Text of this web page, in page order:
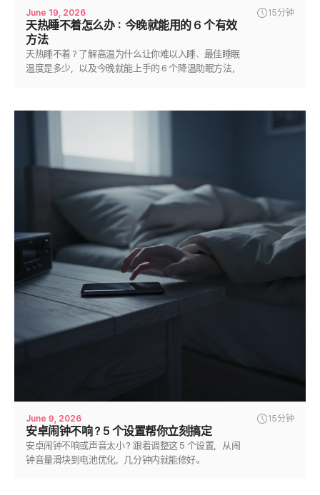
June 19, 2026 15分钟
天热睡不着怎么办：今晚就能用的 6 个有效
方法
天热睡不着？了解高温为什么让你难以入睡、最佳睡眠
温度是多少，以及今晚就能上手的 6 个降温助眠方法，
June 9, 2026 15分钟
安卓闹钟不响？5 个设置帮你立刻搞定
安卓闹钟不响或声音太小？跟着调整这 5 个设置，从闹
钟音量滑块到电池优化，几分钟内就能修好。